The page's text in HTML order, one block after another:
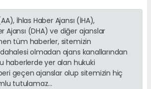
İhlas Haber Ajansı (İHA),
Ajansı (DHA) ve diğer ajanslar
tüm haberler, sitemizin
olmadan ajans kanallarından
haberlerde yer alan hukuki
geçen ajanslar olup sitemizin hiç
tutulamaz...